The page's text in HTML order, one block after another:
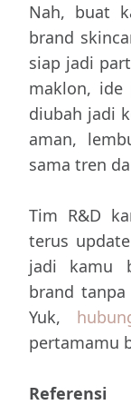
Nah, buat
brand
siap jadi
maklon, ide
diubah jadi
aman,
sama tren
Tim R&D
terus
jadi kamu
brand
Yuk,
pertamamu
Referensi